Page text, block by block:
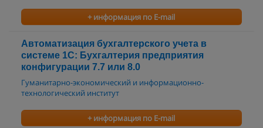
+ информация по E-mail
Автоматизация бухгалтерского учета в
системе 1С: Бухгалтерия предприятия
конфигурации 7.7 или 8.0
Гуманитарно-экономический и информационно-
технологический институт
+ информация по E-mail